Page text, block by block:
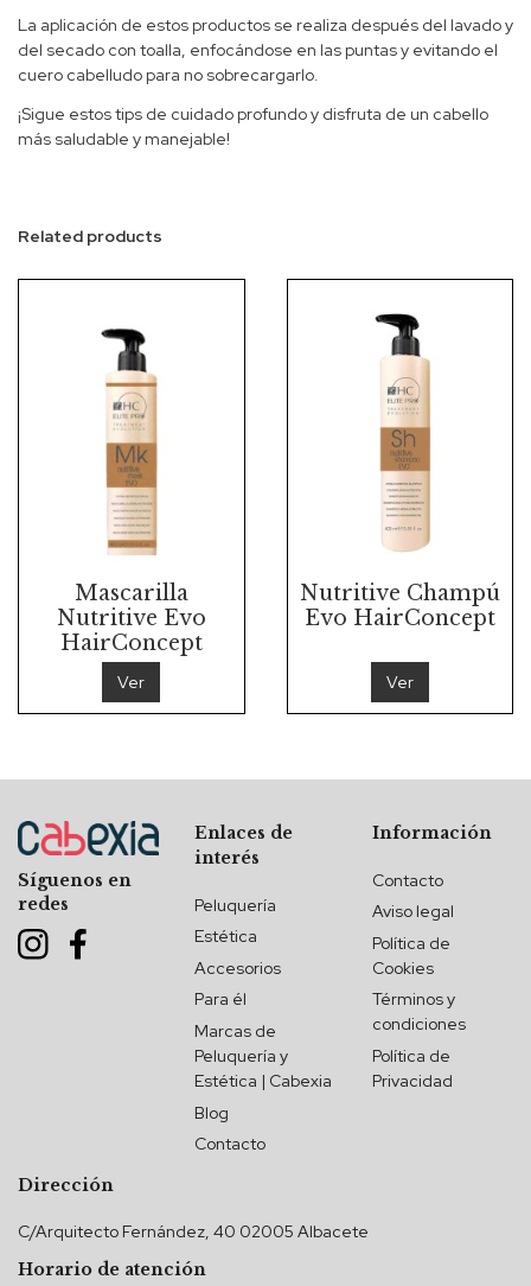
La aplicación de estos productos se realiza después del lavado y
del secado con toalla, enfocándose en las puntas y evitando el
cuero cabelludo para no sobrecargarlo.
¡Sigue estos tips de cuidado profundo y disfruta de un cabello
más saludable y manejable!
Related products
Mascarilla
Nutritive Evo
HairConcept
Ver
Nutritive Champú
Evo HairConcept
Ver
Síguenos en
redes
Enlaces de
interés
Peluquería
Estética
Accesorios
Para él
Marcas de
Peluquería y
Estética | Cabexia
Blog
Contacto
Información
Contacto
Aviso legal
Política de
Cookies
Términos y
condiciones
Política de
Privacidad
Dirección
C/Arquitecto Fernández, 40 02005 Albacete
Horario de atención